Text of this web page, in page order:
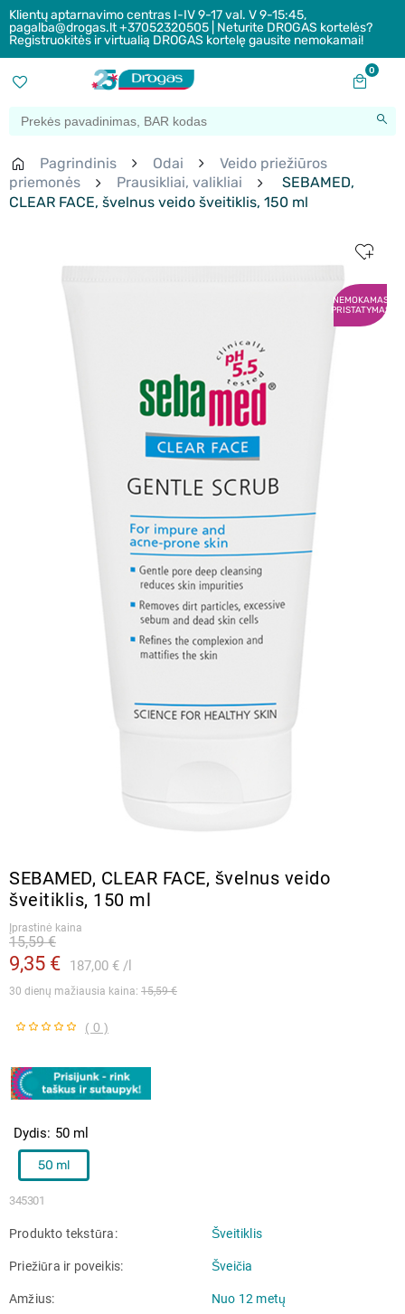
Klientų aptarnavimo centras I-IV 9-17 val. V 9-15:45,
pagalba@drogas.lt +37052320505 | Neturite DROGAS kortelės?
Registruokitės ir virtualią DROGAS kortelę gausite nemokamai!
0
Pagrindinis Odai
Veido priežiūros
priemonės
Prausikliai, valikliai
SEBAMED,
CLEAR FACE, švelnus veido šveitiklis, 150 ml
NEMOKAMAS
PRISTATYMAS
SEBAMED, CLEAR FACE, švelnus veido
šveitiklis, 150 ml
Įprastinė kaina
9,35 € 187,00 €
15,59 €
30 dienų mažiausia kaina: 15,59 €
( 0 )
345301
Dydis 50 ml
50 ml
Produkto tekstūra Šveitiklis
Priežiūra ir poveikis Šveičia
Amžius Nuo 12 metų